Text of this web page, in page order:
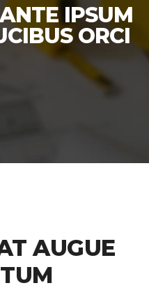
IPSUM
ORCI
AUGUE